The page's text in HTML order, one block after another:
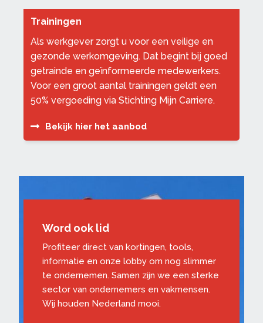
Trainingen
Als werkgever zorgt u voor een veilige en
gezonde werkomgeving. Dat begint bij goed
getrainde en geïnformeerde medewerkers.
Voor een groot aantal trainingen geldt een
50% vergoeding via Stichting Mijn Carriere.
Bekijk hier het aanbod
Word ook lid
Profiteer direct van kortingen, tools,
informatie en onze lobby om nog slimmer
te ondernemen. Samen zijn we een sterke
sector van ondernemers en vakmensen.
Wij houden Nederland mooi.